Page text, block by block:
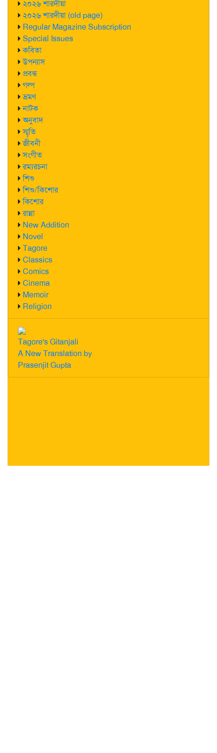
২০২৬ শারদীয়া
২০২৬ শারদীয়া (old page)
Regular Magazine Subscription
Special Issues
কবিতা
উপন্যাস
প্রবন্ধ
গল্প
ভ্রমণ
নাটক
অনুবাদ
স্মৃতি
জীবনী
সংগীত
রম্যরচনা
শিশু
শিশু/কিশোর
কিশোর
রান্না
New Addition
Novel
Tagore
Classics
Comics
Cinema
Memoir
Religion
Tagore's Gitanjali
A New Translation by
Prasenjit Gupta